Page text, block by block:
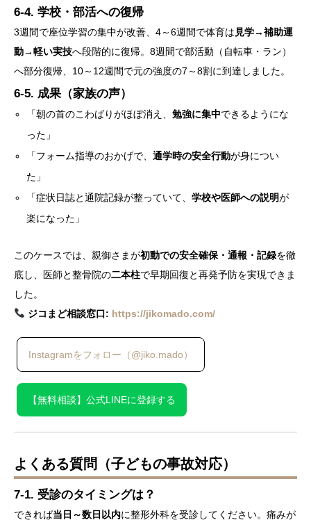
6-4. 学校・部活への復帰
3週間で座位学習の集中が改善、4～6週間で体育は見学→補助運
動→軽い実技へ段階的に復帰。8週間で部活動（自転車・ラン）
へ部分復帰、10～12週間で元の強度の7～8割に到達しました。
6-5. 成果（家族の声）
「朝の首のこわばりがほぼ消え、勉強に集中できるようにな
った」
「フォーム指導のおかげで、通学時の安全行動が身につい
た」
「症状日誌と通院記録が整っていて、学校や医師への説明が
楽になった」
このケースでは、親御さまが初動での安全確保・通報・記録を徹
底し、医師と整骨院の二本柱で早期回復と再発予防を実現できま
した。
ジコまど相談窓口: https://jikomado.com/
Instagramをフォロー（@jiko.mado）
【無料相談】公式LINEに登録する
よくある質問（子どもの事故対応）
7-1. 受診のタイミングは？
できれば当日～数日以内に整形外科を受診してください。痛みが